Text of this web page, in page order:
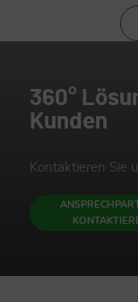
360°
Kunden
Kontaktieren Sie